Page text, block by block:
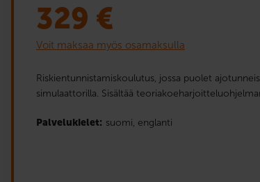
329 €
Voit maksaa myös osamaksulla
Riskientunnistamiskoulutus, jossa puolet
simulaattorilla. Sisältää
Palvelukielet: suomi, englanti